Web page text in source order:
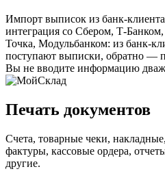
Импорт выписок из банк-
интеграция со Сбером, Т-
Точка, Модульбанком: из банк-
поступают выписки, обратно —
Вы не вводите информацию
Печать документов
Счета, товарные чеки,
фактуры, кассовые ордера,
другие.